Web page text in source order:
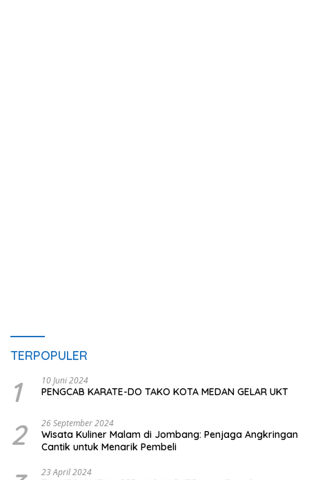
TERPOPULER
1 10 Juni 2024
PENGCAB KARATE-DO TAKO KOTA MEDAN GELAR UKT
2 26 September 2024
Wisata Kuliner Malam di Jombang: Penjaga Angkringan
Cantik untuk Menarik Pembeli
23 April 2024